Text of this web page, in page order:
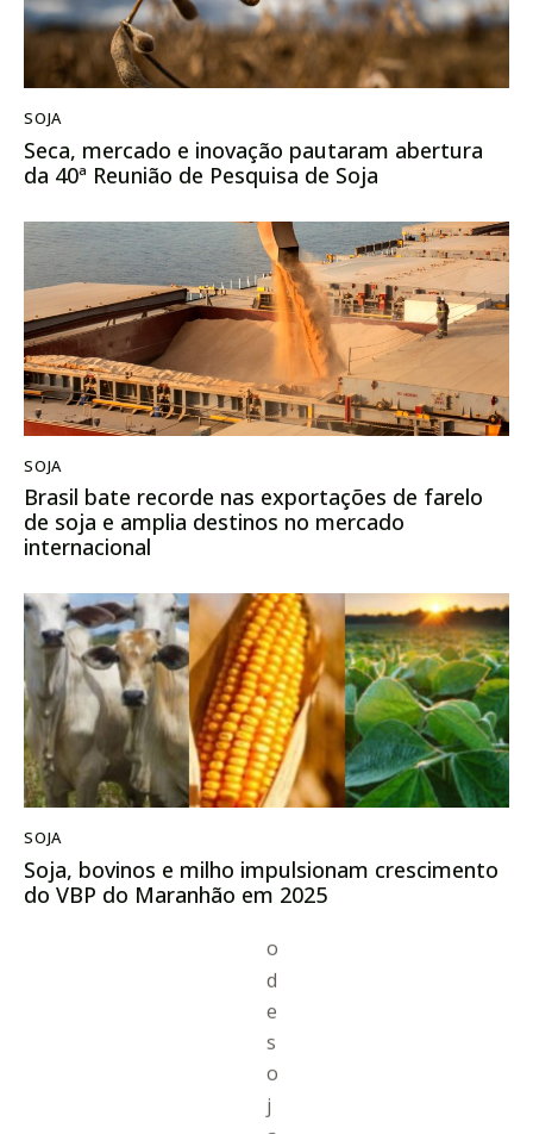
SOJA
Seca, mercado e inovação pautaram abertura
da 40ª Reunião de Pesquisa de Soja
SOJA
Brasil bate recorde nas exportações de farelo
de soja e amplia destinos no mercado
internacional
SOJA
Soja, bovinos e milho impulsionam crescimento
do VBP do Maranhão em 2025